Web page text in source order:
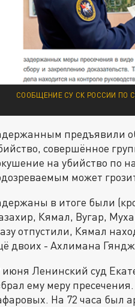
СООБЩЕНИЕ СУ СК РОССИИ ПО
предъявили
совершённое
на убийство по
может
в итоге были
Кямал, Вугар,
отпустили, Кямал
двоих - Ахлимана
июня Ленинский суд
ему меру
На 72 часа был